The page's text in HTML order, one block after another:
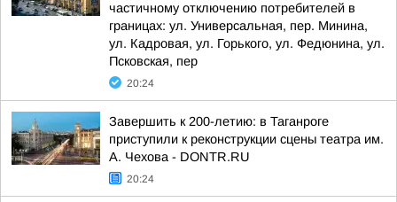
частичному отключению потребителей в
границах: ул. Универсальная, пер. Минина,
ул. Кадровая, ул. Горького, ул. Федюнина, ул.
Псковская, пер
20:24
Завершить к 200-летию: в Таганроге
приступили к реконструкции сцены театра им.
А. Чехова - DONTR.RU
20:24